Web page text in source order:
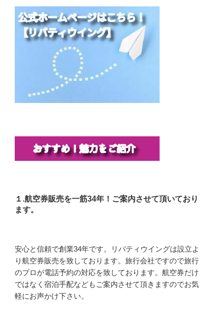
１.航空券販売を一筋34年！ご案内させて頂いており
ます。
安心と信頼で創業34年です。リバティウイングは設立よ
り航空券販売を致しております。旅行会社ですので旅行
のプロが電話予約の対応を致しております。航空券だけ
ではなく宿泊手配などもご案内させて頂きますのでお気
軽にお声かけ下さい。